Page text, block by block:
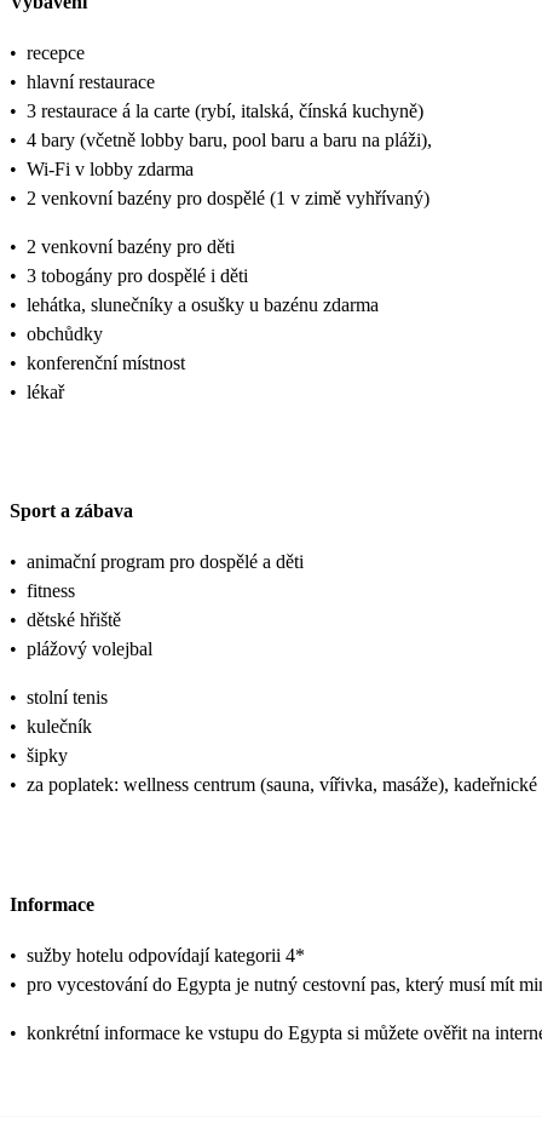
• recepce
• hlavní restaurace
• 3 restaurace á la carte (rybí, italská, čínská kuchyně)
• 4 bary (včetně lobby baru, pool baru a baru na pláži),
• Wi-Fi v lobby zdarma
• 2 venkovní bazény pro dospělé (1 v zimě vyhřívaný)
• 2 venkovní bazény pro děti
• 3 tobogány pro dospělé i děti
• lehátka, slunečníky a osušky u bazénu zdarma
• obchůdky
• konferenční místnost
• lékař
Sport a zábava
• animační program pro dospělé a děti
• fitness
• dětské hřiště
• plážový volejbal
• stolní tenis
• kulečník
• šipky
• za poplatek: wellness centrum (sauna, vířivka, masáže),
Informace
• sužby hotelu odpovídají kategorii 4*
• pro vycestování do Egypta je nutný cestovní pas, který musí mít
• konkrétní informace ke vstupu do Egypta si můžete ověřit na